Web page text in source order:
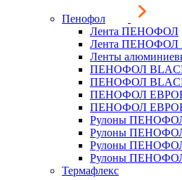
Пенофол
Лента ПЕНОФОЛ
Лента ПЕНОФОЛ
Ленты
ПЕНОФОЛ
ПЕНОФОЛ
ПЕНОФОЛ
ПЕНОФОЛ
Рулоны ПЕНОФОЛ
Рулоны ПЕНОФОЛ
Рулоны
Рулоны
Термафлекс